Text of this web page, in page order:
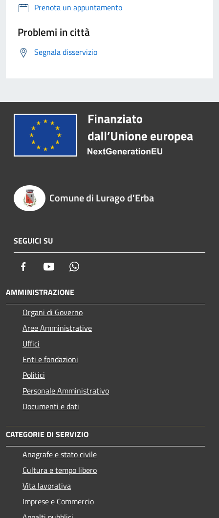
Prenota un appuntamento
Problemi in città
Segnala disservizio
Comune di Lurago d'Erba
SEGUICI SU
Facebook Youtube
AMMINISTRAZIONE
Organi di Governo
Aree Amministrative
Uffici
Enti e fondazioni
Politici
Personale Amministrativo
Documenti e dati
CATEGORIE DI SERVIZIO
Anagrafe e stato civile
Cultura e tempo libero
Vita lavorativa
Imprese e Commercio